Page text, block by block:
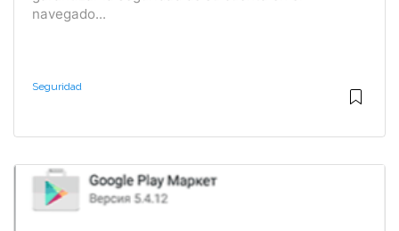
navegado...
Seguridad